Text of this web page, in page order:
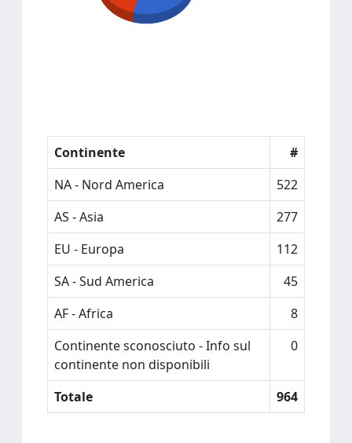
Continente
#
NA - Nord America
522
AS - Asia
277
EU - Europa
112
SA - Sud America
45
AF - Africa
8
Continente sconosciuto - Info sul
continente non disponibili
0
Totale 964